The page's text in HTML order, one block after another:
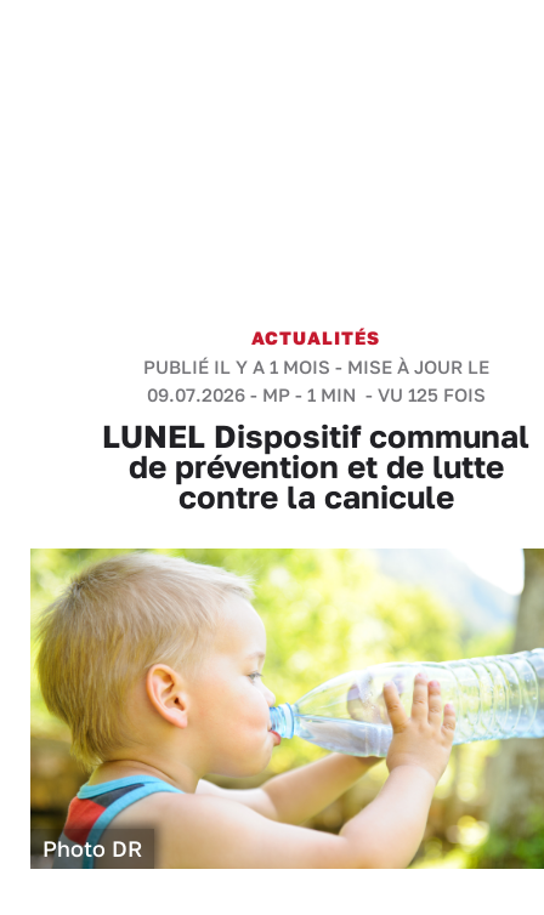
ACTUALITÉS
PUBLIÉ IL Y A 1 MOIS - MISE À JOUR LE
09.07.2026 - MP- 1 MIN - VU 125 FOIS
LUNEL Dispositif communal
de prévention et de lutte
contre la canicule
Photo DR